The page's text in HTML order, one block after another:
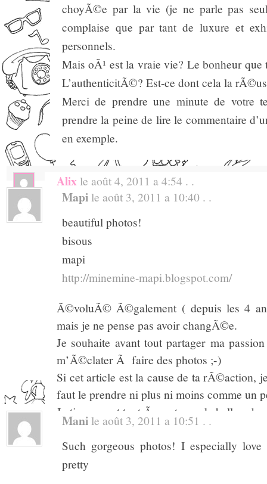
choyÃ©e par la vie (je ne parle pas
complaise que par tant de luxure et
personnels.
Mais oÃ¹ est la vraie vie? Le bonheur que
L’authenticitÃ©? Est-ce dont cela la
Merci de prendre une minute de votre
prendre la peine de lire le commentaire
en exemple.
Alix le août 4, 2011 a 4:54 . .
Bonjour Cine,
Il est vrai que les marques de
qu’autrefois, mais je ne pense pas en
superficialitÃ©.
Une Ã©volution des moyens est Ã noter (
Ã©voluÃ© Ã©galement ( depuis les 4
mais je ne pense pas avoir changÃ©e.
Je souhaite avant tout partager ma
m’Ã©clater Ã faire des photos ;-)
Si cet article est la cause de ta
faut le prendre ni plus ni moins comme un
Je tiens avant tout Ã partager de belles
Je te remercie en tout cas d’avoir Ã©tÃ©
Mapi le août 3, 2011 a 10:40 . .
beautiful photos!
bisous
mapi
http://minemine-mapi.blogspot.com/
Mani le août 3, 2011 a 10:51 . .
Such gorgeous photos! I especially
pretty